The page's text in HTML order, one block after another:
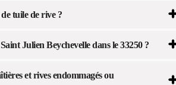
tuile de rive ?
Julien Beychevelle dans le 33250 ?
et rives endommagés ou